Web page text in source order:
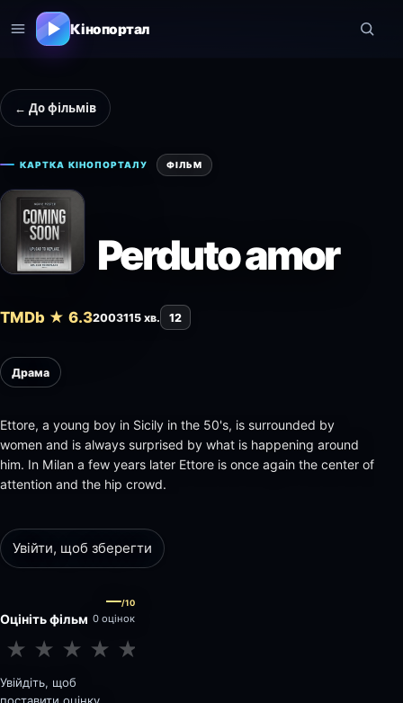
Кінопортал
← До фільмів
КАРТКА КІНОПОРТАЛУ ФІЛЬМ
Perduto amor
TMDb ★ 6.32003115 хв. 12
Драма
Ettore, a young boy in Sicily in the 50's, is surrounded by
women and is always surprised by what is happening around
him. In Milan a few years later Ettore is once again the center of
attention and the hip crowd.
Увійти, щоб зберегти
Оцініть фільм
—/10
0 оцінок
★ ★ ★ ★ ★
Увійдіть, щоб